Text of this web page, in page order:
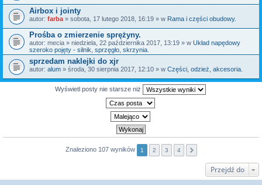
Airbox i jointy
autor: farba » sobota, 17 lutego 2018, 16:19 » w Rama i części obudowy.
Prośba o zmierzenie sprężyny.
autor: mecia » niedziela, 22 października 2017, 13:19 » w Układ napędowy
szeroko pojęty - silnik, sprzęgło, skrzynia.
sprzedam naklejki do xjr
autor: alum » środa, 30 sierpnia 2017, 12:10 » w Części, odzież, akcesoria.
Wyświetl posty nie starsze niż
Znaleziono 107 wyników 1 2 3 4
Przejdź do